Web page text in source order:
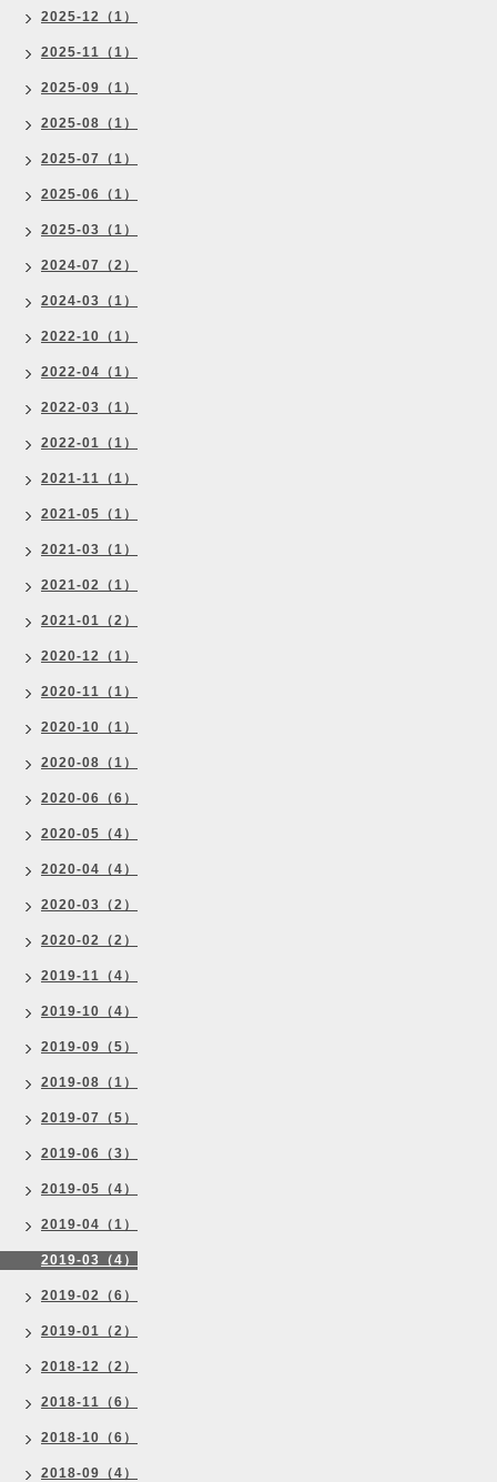
2025-12（1）
2025-11（1）
2025-09（1）
2025-08（1）
2025-07（1）
2025-06（1）
2025-03（1）
2024-07（2）
2024-03（1）
2022-10（1）
2022-04（1）
2022-03（1）
2022-01（1）
2021-11（1）
2021-05（1）
2021-03（1）
2021-02（1）
2021-01（2）
2020-12（1）
2020-11（1）
2020-10（1）
2020-08（1）
2020-06（6）
2020-05（4）
2020-04（4）
2020-03（2）
2020-02（2）
2019-11（4）
2019-10（4）
2019-09（5）
2019-08（1）
2019-07（5）
2019-06（3）
2019-05（4）
2019-04（1）
2019-03（4）
2019-02（6）
2019-01（2）
2018-12（2）
2018-11（6）
2018-10（6）
2018-09（4）